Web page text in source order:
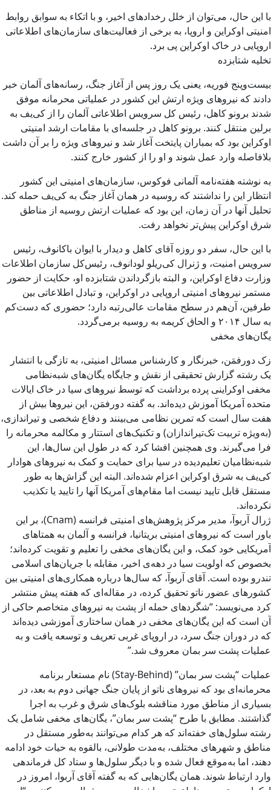
با این حال، می‌توان از خلل رخدادهای اخیر، و با اتکاء به سوابق روابط
امنیتی اوکراین و اروپا، به برخی از فعالیت‌های سازمان‌های اطلاعاتی
اروپایی در خاک اوکراین پی برد.
تخلیه شتابزده
بیست‌وپنج فوریه، یعنی یک روز پس از آغاز جنگ، رسانه‌های آلمان خبر
دادند که نیروهای ویژه ارتش این کشور در عملیاتی محرمانه موفق
شدند برونو کاهل، رئیس کل سرویس اطلاعاتی آلمان را از کی‌یف به
برلین منتقل کنند. برونو کاهل در جلسه‌ای با مقامات ارشد امنیتی
اوکراین بود که بمباران پایتخت آغاز شد و نیروهای ویژه را بر آن داشت
بلافاصله وارد عمل شوند و او را از کشور خارج کنند.
به‌ نوشته هفته‌نامه‌ آلمانی فوکوس، سازمان‌های امنیتی این کشور
انتظار این را نداشتند که روسیه در همان آغاز جنگ به کی‌یف حمله کند.
تحلیل آنها در آن زمان، این بود که عملیات ارتش روسیه از مناطق
شرق اوکراین پیش‌تر نخواهد رفت.
با این حال، سفر دو روزه آقای کاهل و دیدار با ایوان باکانوف، رئیس
سرویس امنیت، و ژنرال کی‌ریلو لودانوف، رئيس‌کل سازمان اطلاعات
وزارت دفاع اوکراین، و البته بازگرداندن شتابزده او، حکایت از حضور
مستمر نیروهای امنیتی اروپایی در اوکراین، و تبادل اطلاعاتی بین
طرفین، آن‌هم در سطح مقامات عالی‌رتبه دارد؛ حضوری که دست‌کم
به سال ۲۰۱۴ و الحاق کریمه به روسیه برمی‌گردد.
یگان‌های مخفی
زک دورفمَن، خبرنگار و کارشناس مسائل امنیتی، به تازگی با انتشار
یک رشته گزارش‌ تحقیقی از نقش و جایگاه یگان‌های شبه‌نظامی
مخفی اوکراینی پرده برداشت که توسط نیروهای سیا در خاک ایالات
متحده آمریکا آموزش دیده‌اند. به گفته دورفمَن، این نیروها بیش از
هفت سال است که تمرین نظامی می‌بینند و دفاع شخصی و تیراندازی،
(به‌ویژه تربیت تک‌تیراندازان) و تکنیک‌های استتار و مکالمه محرمانه را
فرا می‌گیرند. وی همچنین افشا کرد که در طول این سال‌ها، این
شبه‌نظامیان تعلیم‌دیده در سیا برای حمایت و کمک به نیروهای هوادار
کی‌یف به شرق اوکراین اعزام شده‌اند. البته این گزاش‌ها به طور
مستقل قابل تایید نیست اما مقام‌های آمریکا آنها را تایید یا تکذیب
نکرده‌اند.
ژرال آربوآ، مدیر مرکز پژوهش‌های امنیتی فرانسه (Cnam)، بر این
باور است که نیروهای امنیتی بریتانیا، فرانسه و آلمان به همتاهای
آمریکایی خود کمک، و این یگان‌های مخفی را تعلیم و تقویت کرده‌اند؛
بخصوص که اولویت سیا در دهه‌ی اخیر، مقابله با جریان‌های اسلامی
تندرو بوده است. آقای آربوآ، که سال‌ها درباره همکاری‌های امنیتی بین
کشورهای عضور ناتو تحقیق کرده، در مقاله‌ای که هفته پیش منتشر
کرد می‌نویسد: “شگردهای حمله از پشت به نیروهای متخاصم حاکی از
آن است که این یگان‌های مخفی در همان ساختاری آموزشی دیده‌اند
که در دوران جنگ سرد، در اروپای غربی تعریف و توسعه یافت و به
عملیات پشت‌ سر بمان معروف شد.”
عملیات “پشت‌ سر بمان” (Stay-Behind) نام مستعار برنامه
محرمانه‌ای بود که نیروهای ناتو از پایان جنگ جهانی دوم به بعد، در
بسیاری از مناطق مورد مناقشه بلوک‌های شرق و غرب به اجرا
گذاشتند. مطابق با طرح “پشت سر بمان”، یگان‌های مخفی شامل یک
رشته سلول‌‌های خفته‌‌اند که هر کدام می‌توانند به‌طور مستقل در
مناطق و شهرهای مختلف، به‌مدت طولانی، بالقوه به حیات خود ادامه
دهند، اما به‌موقع فعال شده و با دیگر سلول‌ها و ستاد کل فرماندهی
وارد ارتباط شوند. همان یگان‌هایی که به گفته آقای آربوا، امروز در